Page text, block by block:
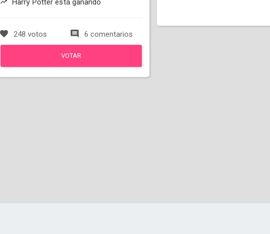
Harry Potter está ganando
248 votos 6 comentarios
VOTAR